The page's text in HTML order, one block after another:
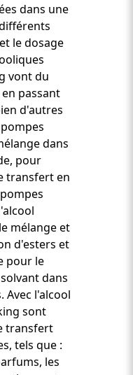
One
dans une
le dosage
vont du
passant
d'autres
dans
pour
transfert en
mélange et
d'esters et
pour le
dans
Avec l'alcool
sont
transfert
tels que :
les